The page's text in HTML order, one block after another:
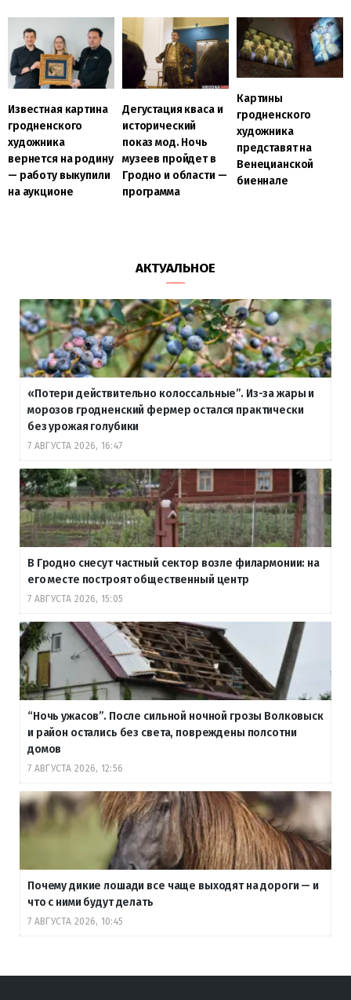
Известная картина
гродненского
художника
вернется на родину
— работу выкупили
на аукционе
Дегустация кваса и
исторический
показ мод. Ночь
музеев пройдет в
Гродно и области —
программа
Картины
гродненского
художника
представят на
Венецианской
биеннале
АКТУАЛЬНОЕ
«Потери действительно колоссальные”. Из-за жары и
морозов гродненский фермер остался практически
без урожая голубики
7 АВГУСТА 2026, 16:47
В Гродно снесут частный сектор возле филармонии: на
его месте построят общественный центр
7 АВГУСТА 2026, 15:05
“Ночь ужасов”. После сильной ночной грозы Волковыск
и район остались без света, повреждены полсотни
домов
7 АВГУСТА 2026, 12:56
Почему дикие лошади все чаще выходят на дороги — и
что с ними будут делать
7 АВГУСТА 2026, 10:45